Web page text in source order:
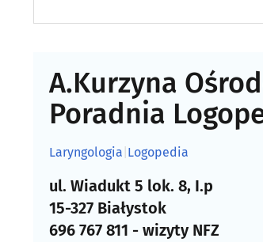
A.Kurzyna
Poradnia
Laryngologia Logopedia
ul. Wiadukt 5 lok. 8, I.p
15-327 Białystok
696 767 811 - wizyty NFZ